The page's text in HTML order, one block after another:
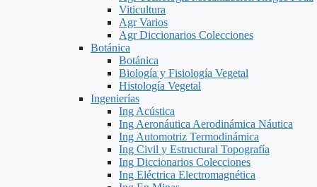
Viticultura
Agr Varios
Agr Diccionarios Colecciones
Botánica
Botánica
Biología y Fisiología Vegetal
Histología Vegetal
Ingenierías
Ing Acústica
Ing Aeronáutica Aerodinámica Náutica
Ing Automotriz Termodinámica
Ing Civil y Estructural Topografía
Ing Diccionarios Colecciones
Ing Eléctrica Electromagnética